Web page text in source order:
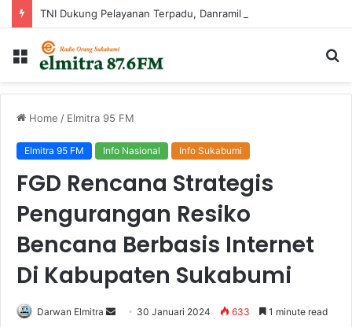
Menu
Home / Elmitra 95 FM
Elmitra 95 FM Info Nasional Info Sukabumi
FGD Rencana Strategis
Pengurangan Resiko
Bencana Berbasis Internet
Di Kabupaten Sukabumi
Darwan Elmitra
Send 30 Januari 2024 633 1 minute read